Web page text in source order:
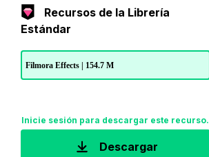
Recursos de la Librería
Estándar
Filmora Effects | 154.7 M
Inicie sesión para descargar este recurso.
Descargar